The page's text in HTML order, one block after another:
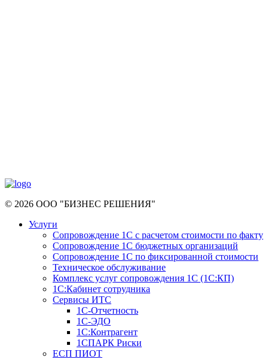
© 2026 ООО "БИЗНЕС РЕШЕНИЯ"
Услуги
Сопровождение 1С с расчетом стоимости по факту
Сопровождение 1С бюджетных организаций
Сопровождение 1С по фиксированной стоимости
Техническое обслуживание
Комплекс услуг сопровождения 1С (1С:КП)
1С:Кабинет сотрудника
Сервисы ИТС
1С-Отчетность
1С-ЭДО
1С:Контрагент
1СПАРК Риски
ЕСП ПИОТ